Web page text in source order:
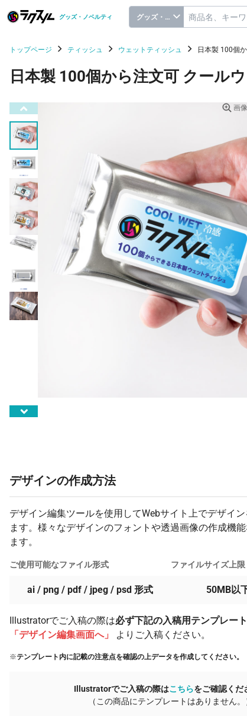
グッズ・ノベルティ グッズ・ノベルティ
トップページ ティッシュ ウェットティッシュ 日本製 100個
日本製 100個から注文可 クール
画
デザインの作成方法
デザイン編集ツールを使用してWebサイト上でデザイ
ます。様々なデザインのフォントや透過画像の作成機
ます。
ご使用可能なファイル形式
ai / png / pdf / jpeg / psd 形式
ファイルサイズ上限
50MB以
Illustratorでご入稿の際は必ず下記の入稿用テンプレート
「デザイン編集画面へ」
よりご入稿ください。
※テンプレート内に記載の注意点を確認の上データを作成してください。
Illustratorでご入稿の際はこちらをご確認くだ
（この商品にテンプレートはありません。